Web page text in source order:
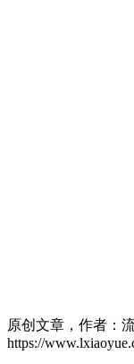
原创文章，作者：
https://